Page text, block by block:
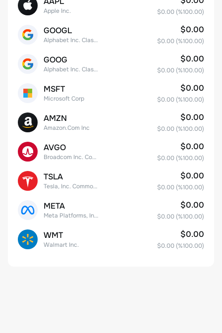
Apple Inc. $0.00 (%100.00)
GOOGL
Alphabet Inc. Class A Common Stock
$0.00
$0.00 (%100.00)
GOOG
Alphabet Inc. Class C Capital Stock
$0.00
$0.00 (%100.00)
MSFT
Microsoft Corp
$0.00
$0.00 (%100.00)
AMZN
Amazon.Com Inc
$0.00
$0.00 (%100.00)
AVGO
Broadcom Inc. Common Stock
$0.00
$0.00 (%100.00)
TSLA
Tesla, Inc. Common Stock
$0.00
$0.00 (%100.00)
META
Meta Platforms, Inc. Class A Common Stock
$0.00
$0.00 (%100.00)
WMT
Walmart Inc.
$0.00
$0.00 (%100.00)